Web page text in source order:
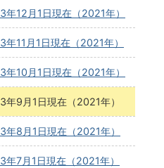
年12月1日現在（2021年）
年11月1日現在（2021年）
年10月1日現在（2021年）
年9月1日現在（2021年）
年8月1日現在（2021年）
年7月1日現在（2021年）